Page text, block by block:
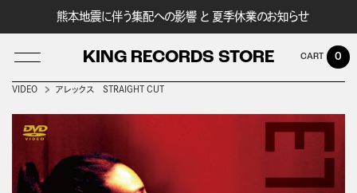
熊本地震に伴う集配への影響 と 夏季休業のお知らせ
KING RECORDS STORE
LOG IN
0
VIDEO アレックス STRAIGHT CUT